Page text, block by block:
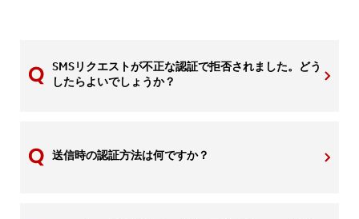
SMSリクエストが不正な認証で拒否されました。どう
したらよいでしょうか？
送信時の認証方法は何ですか？